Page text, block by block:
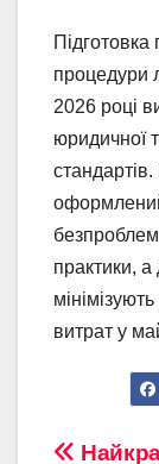
процедури
2026 році
юридичної
практики, а
витрат у